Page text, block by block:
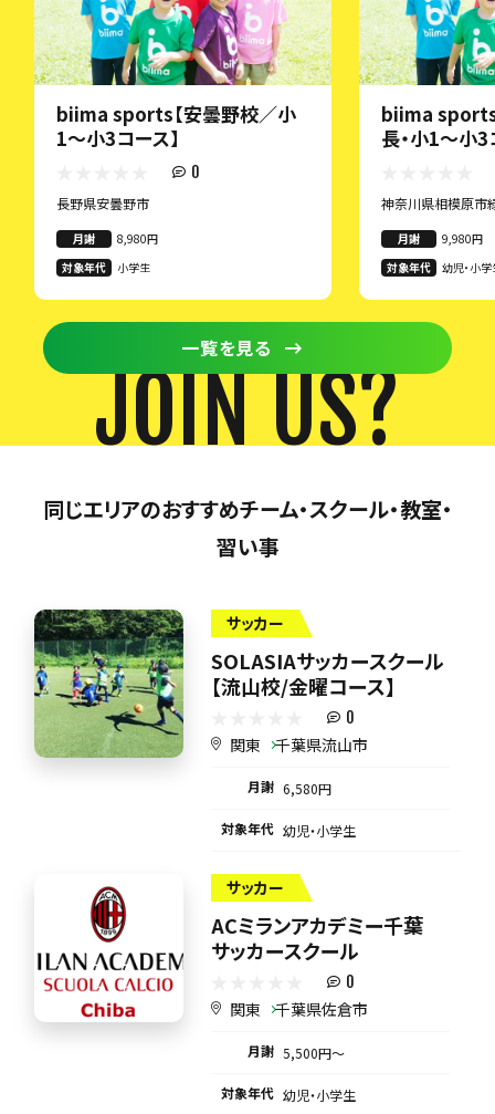
biima sports【安曇野校／小
1〜小3コース】
0
長野県安曇野市
月謝
8,980円
対象年代
小学生
biima sports
長・小1～小3
神奈川県相模原市
月謝
9,980円
対象年代
幼児・小
一覧を見る
JOIN US?
同じエリアのおすすめチーム・スクール・教室・
習い事
サッカー
SOLASIAサッカースクール
【流山校/金曜コース】
0
関東 千葉県流山市
月謝 6,580円
対象年代 幼児・小学生
サッカー
ACミランアカデミー千葉
サッカースクール
0
関東 千葉県佐倉市
月謝 5,500円〜
対象年代 幼児・小学生